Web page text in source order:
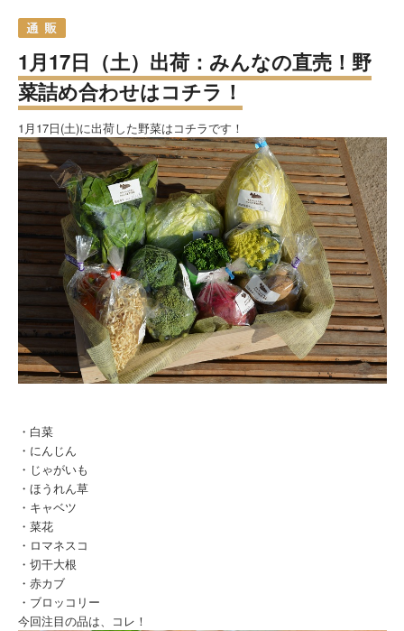
1月17日（土）出荷：みんなの直売！野
菜詰め合わせはコチラ！
1月17日(土)に出荷した野菜はコチラです！
・白菜
・にんじん
・じゃがいも
・ほうれん草
・キャベツ
・菜花
・ロマネスコ
・切干大根
・赤カブ
・ブロッコリー
今回注目の品は、コレ！